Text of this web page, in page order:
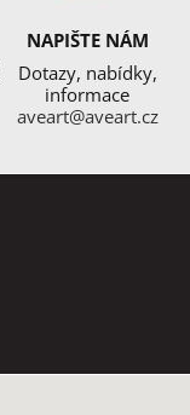
NAPIŠTE NÁM
Dotazy, nabídky,
informace
aveart@aveart.cz